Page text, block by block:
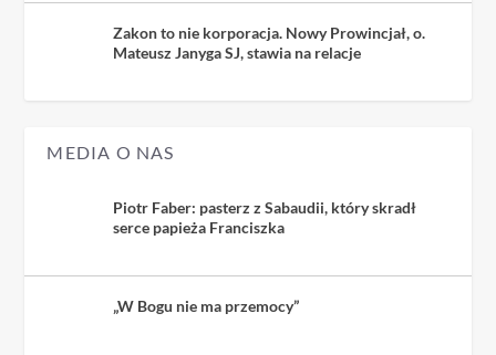
Zakon to nie korporacja. Nowy Prowincjał, o.
Mateusz Janyga SJ, stawia na relacje
MEDIA O NAS
Piotr Faber: pasterz z Sabaudii, który skradł
serce papieża Franciszka
„W Bogu nie ma przemocy”